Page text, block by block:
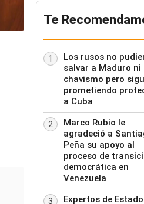
Te
1
Los rusos no
salvar a Maduro ni
chavismo pero
prometiendo
a Cuba
2
Marco Rubio le
agradeció a
Peña su apoyo al
proceso de
democrática en
Venezuela
3 Expertos de